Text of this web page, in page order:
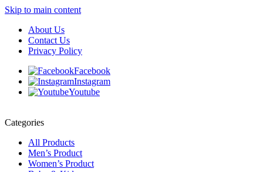
Skip to main content
About Us
Contact Us
Privacy Policy
Facebook
Instagram
Youtube
Categories
All Products
Men’s Product
Women’s Product